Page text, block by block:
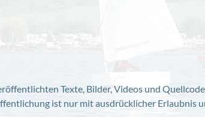
Texte, Bilder, Videos und
ist nur mit ausdrücklicher Erlaubnis